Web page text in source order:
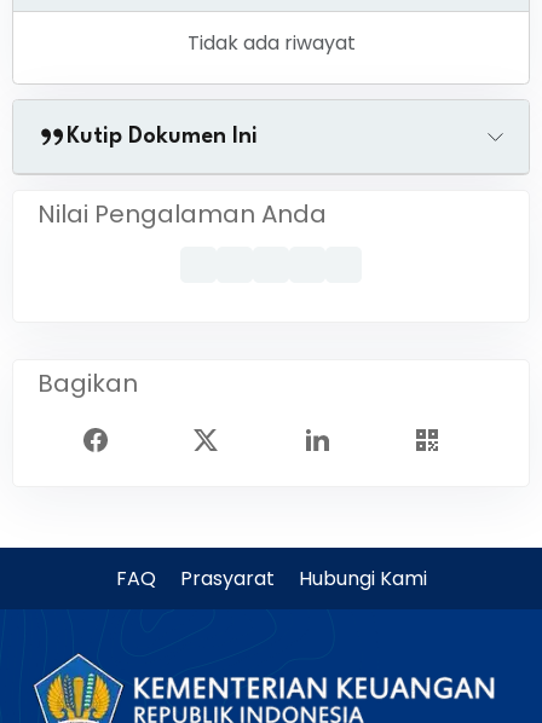
Tidak ada riwayat
Kutip Dokumen Ini
Nilai Pengalaman Anda
Bagikan
FAQ Prasyarat Hubungi Kami